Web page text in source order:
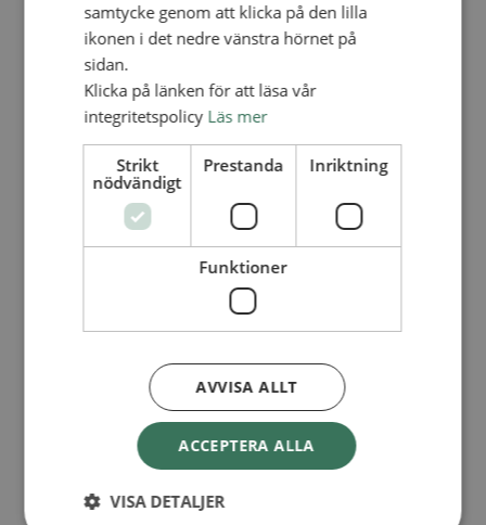
Lediga tjänster
FÖR FÖRSAMLINGAR
FÖRDJUPNING OCH UTVECKLING
Missionella initiativ
Smågrupper
Skapelse och miljö
Gudstjänst
Vänförsamling
Integrationsarbete
För barns bästa – överallt
Missionsinspiratörens verktygslåda
Redovisning och lönehantering
Kyrkoavgiften
LOGGA IN
Personalförsäkringar
SAMP – personalförbundet
samtycke genom att klicka på den lilla
ikonen i det nedre vänstra hörnet på
sidan.
Klicka på länken för att läsa vår
integritetspolicy Läs mer
Strikt
nödvändigt
Prestanda Inriktning
Funktioner
ACCEPTERA ALLA
AVVISA ALLT
VISA DETALJER